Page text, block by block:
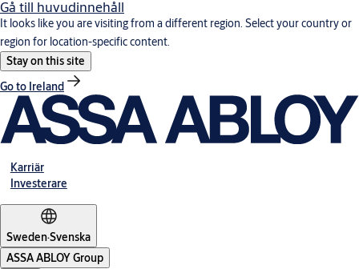
Gå till huvudinnehåll
It looks like you are visiting from a different region. Select your country or
region for location-specific content.
Stay on this site
Go to Ireland
Karriär
Investerare
Sweden·Svenska
ASSA ABLOY Group